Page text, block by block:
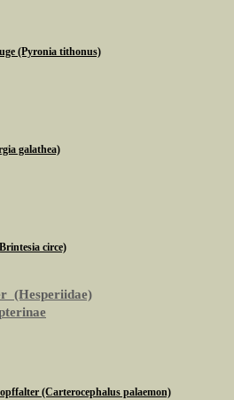
(Pyronia tithonus)
galathea)
circe)
(Hesperiidae)
(Carterocephalus palaemon)